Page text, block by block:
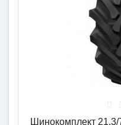
Шинокомплект